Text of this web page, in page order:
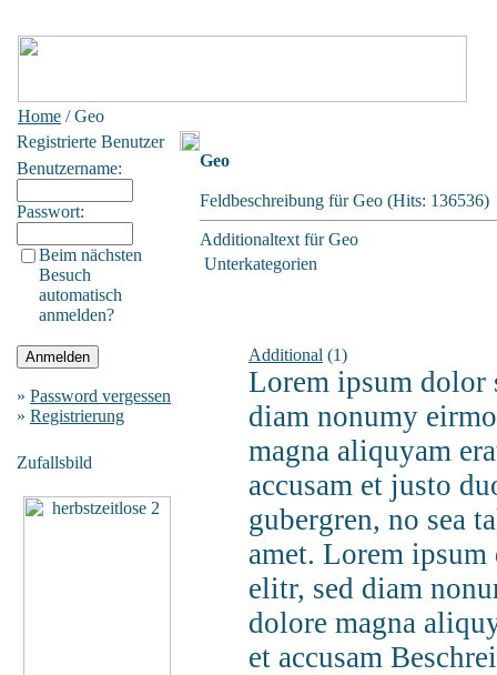
Home / Geo
Registrierte Benutzer
Benutzername:
Passwort:
Beim nächsten
Besuch
automatisch
anmelden?
» Password vergessen
» Registrierung
Zufallsbild
Geo
Feldbeschreibung für Geo (Hits: 136536)
Additionaltext für Geo
Unterkategorien
Additional (1)
Lorem ipsum dolor
diam nonumy
magna aliquyam
accusam et justo
gubergren, no sea
amet. Lorem
elitr, sed diam
dolore magna
et accusam